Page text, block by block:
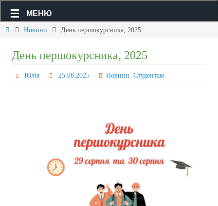
МЕНЮ
Новини День першокурсника, 2025
День першокурсника, 2025
Юлія 25.08.2025 Новини, Студентам